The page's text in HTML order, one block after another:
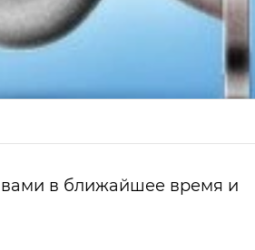
в ближайшее время и